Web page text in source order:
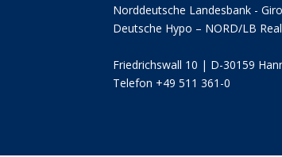
Norddeutsche Landesbank -
Deutsche Hypo – NORD/LB
Friedrichswall 10 | D-30159
Telefon +49 511 361-0